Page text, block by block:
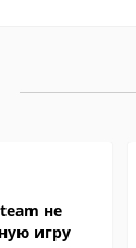
не
игру